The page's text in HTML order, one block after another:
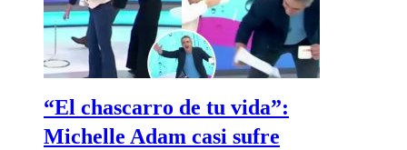
“El chascarro de tu vida”:
Michelle Adam casi sufre